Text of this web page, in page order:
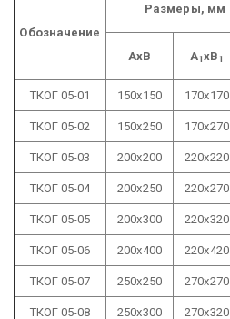
Обозначение
Размеры, мм
AxB
A1xB1
ТКОГ 05-01 150х150 170х170
ТКОГ 05-02 150х250 170х270
ТКОГ 05-03 200х200 220х220
ТКОГ 05-04 200х250 220х270
ТКОГ 05-05 200х300 220х320
ТКОГ 05-06 200х400 220х420
ТКОГ 05-07 250х250 270х270
ТКОГ 05-08 250х300 270х320